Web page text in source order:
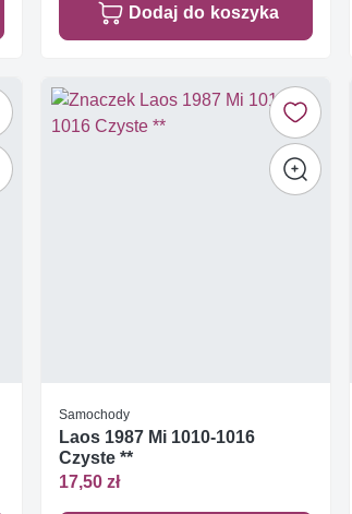
Dodaj do koszyka
Samochody
Laos 1987 Mi 1010-1016
Czyste **
17,50 zł